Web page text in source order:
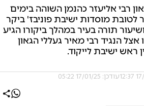
רבי אליעזר כהנמן השוהה בימים
לטובת מוסדות ישיבת פוניבז' ביקר
תורה בעיר במהלך ביקורו הגיע
הנגיד רבי מאיר געללי הגאון
ראש ישיבת לייקוד.
עודכן: 17/01/25 05:22